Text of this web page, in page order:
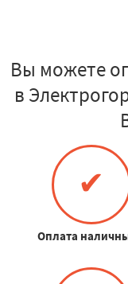
Вы можете
в
✔
Оплата